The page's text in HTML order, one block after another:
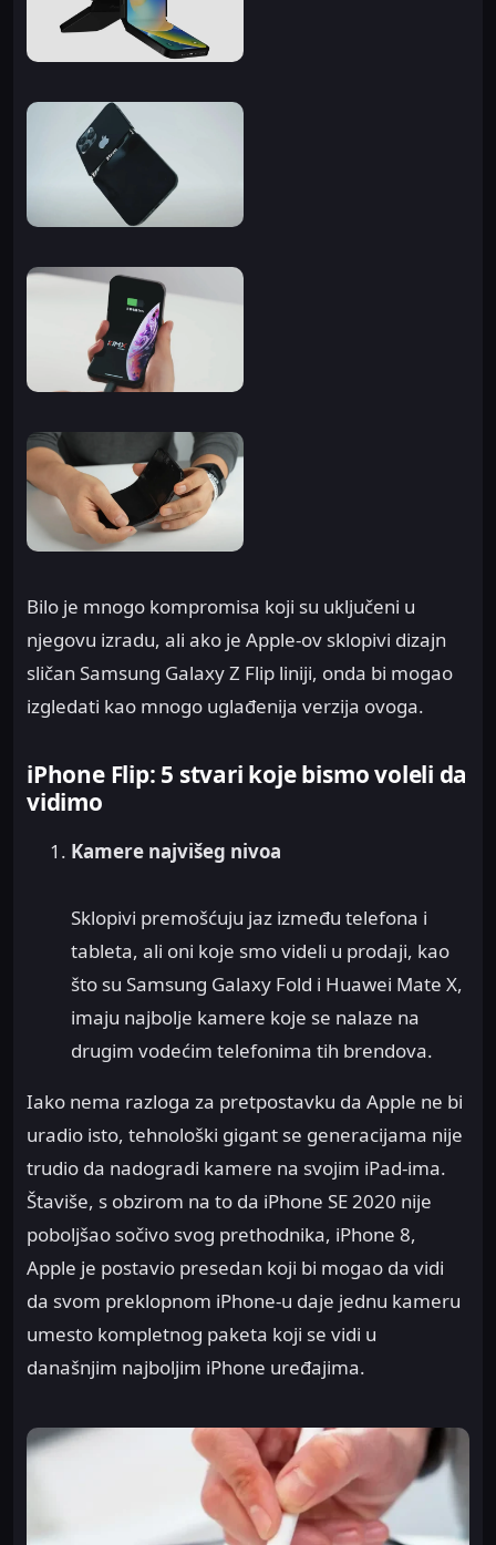
Bilo je mnogo kompromisa koji su uključeni u
njegovu izradu, ali ako je Apple-ov sklopivi dizajn
sličan Samsung Galaxy Z Flip liniji, onda bi mogao
izgledati kao mnogo uglađenija verzija ovoga.
iPhone Flip: 5 stvari koje bismo voleli da
vidimo
Kamere najvišeg nivoa
Sklopivi premošćuju jaz između telefona i
tableta, ali oni koje smo videli u prodaji, kao
što su Samsung Galaxy Fold i Huawei Mate X,
imaju najbolje kamere koje se nalaze na
drugim vodećim telefonima tih brendova.
Iako nema razloga za pretpostavku da Apple ne bi
uradio isto, tehnološki gigant se generacijama nije
trudio da nadogradi kamere na svojim iPad-ima.
Štaviše, s obzirom na to da iPhone SE 2020 nije
poboljšao sočivo svog prethodnika, iPhone 8,
Apple je postavio presedan koji bi mogao da vidi
da svom preklopnom iPhone-u daje jednu kameru
umesto kompletnog paketa koji se vidi u
današnjim najboljim iPhone uređajima.